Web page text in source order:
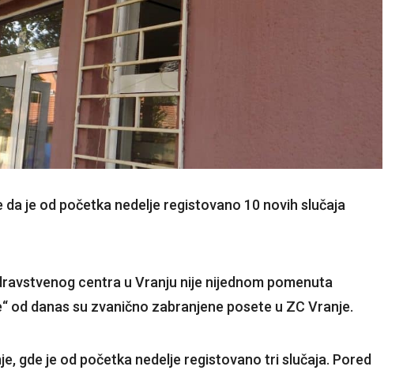
je od početka nedelje registovano 10 novih slučaja
centra u Vranju nije nijednom pomenuta
od danas su zvanično zabranjene posete u ZC Vranje.
gde je od početka nedelje registovano tri slučaja. Pored